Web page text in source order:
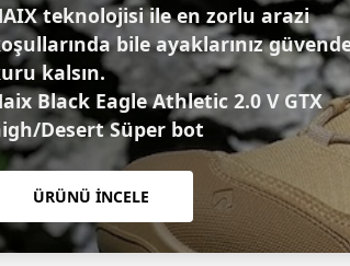
teknolojisi ile en zorlu arazi
bile ayaklarınız
kalsın.
Black Eagle Athletic 2.0 V GTX
Desert Süper bot
ÜRÜNÜ İNCELE